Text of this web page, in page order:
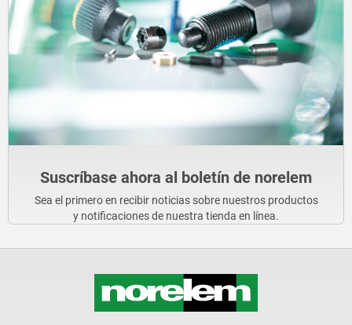
Suscríbase ahora al boletín de norelem
Sea el primero en recibir noticias sobre nuestros productos
y notificaciones de nuestra tienda en línea.